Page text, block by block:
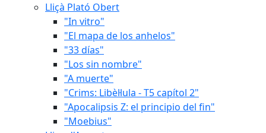
Lliçà Plató Obert
"In vitro"
"El mapa de los anhelos"
"33 días"
"Los sin nombre"
"A muerte"
"Crims: Libèl·lula - T5 capítol 2"
"Apocalipsis Z: el principio del fin"
"Moebius"